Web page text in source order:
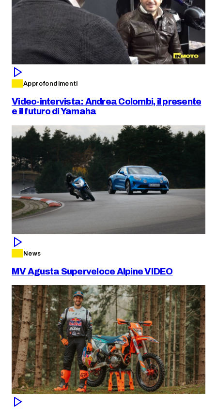
Approfondimenti
Video-intervista: Andrea Colombi, il presente
e il futuro di Yamaha
News
MV Agusta Superveloce Alpine VIDEO